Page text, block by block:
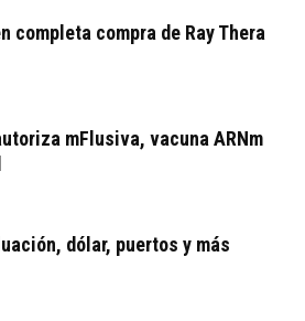
completa compra de Ray Thera
mFlusiva, vacuna ARNm
dólar, puertos y más